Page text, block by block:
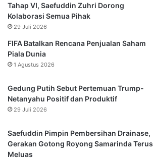
Tahap VI, Saefuddin Zuhri Dorong
Kolaborasi Semua Pihak
29 Juli 2026
FIFA Batalkan Rencana Penjualan Saham
Piala Dunia
1 Agustus 2026
Gedung Putih Sebut Pertemuan Trump-
Netanyahu Positif dan Produktif
29 Juli 2026
Saefuddin Pimpin Pembersihan Drainase,
Gerakan Gotong Royong Samarinda Terus
Meluas